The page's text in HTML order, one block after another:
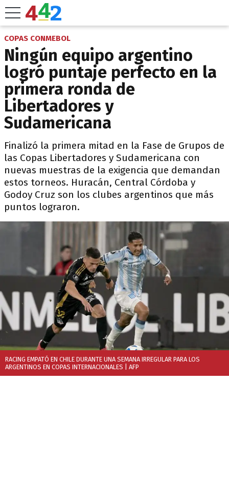
COPAS CONMEBOL
Ningún equipo argentino
logró puntaje perfecto en la
primera ronda de
Libertadores y
Sudamericana
Finalizó la primera mitad en la Fase de Grupos de
las Copas Libertadores y Sudamericana con
nuevas muestras de la exigencia que demandan
estos torneos. Huracán, Central Córdoba y
Godoy Cruz son los clubes argentinos que más
puntos lograron.
RACING EMPATÓ EN CHILE DURANTE UNA SEMANA IRREGULAR PARA LOS
ARGENTINOS EN COPAS INTERNACIONALES | AFP